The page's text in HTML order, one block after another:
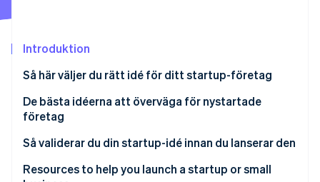
Se hur Stripe bygger den ekonomiska
Introduktion
Så här väljer du rätt idé för ditt startup-företag
De bästa idéerna att överväga för nystartade
företag
Lösningar för distansarbete
Abonnemangsbaserade modeller
Så validerar du din startup-idé innan du lanserar den
Resources to help you launch a startup or small